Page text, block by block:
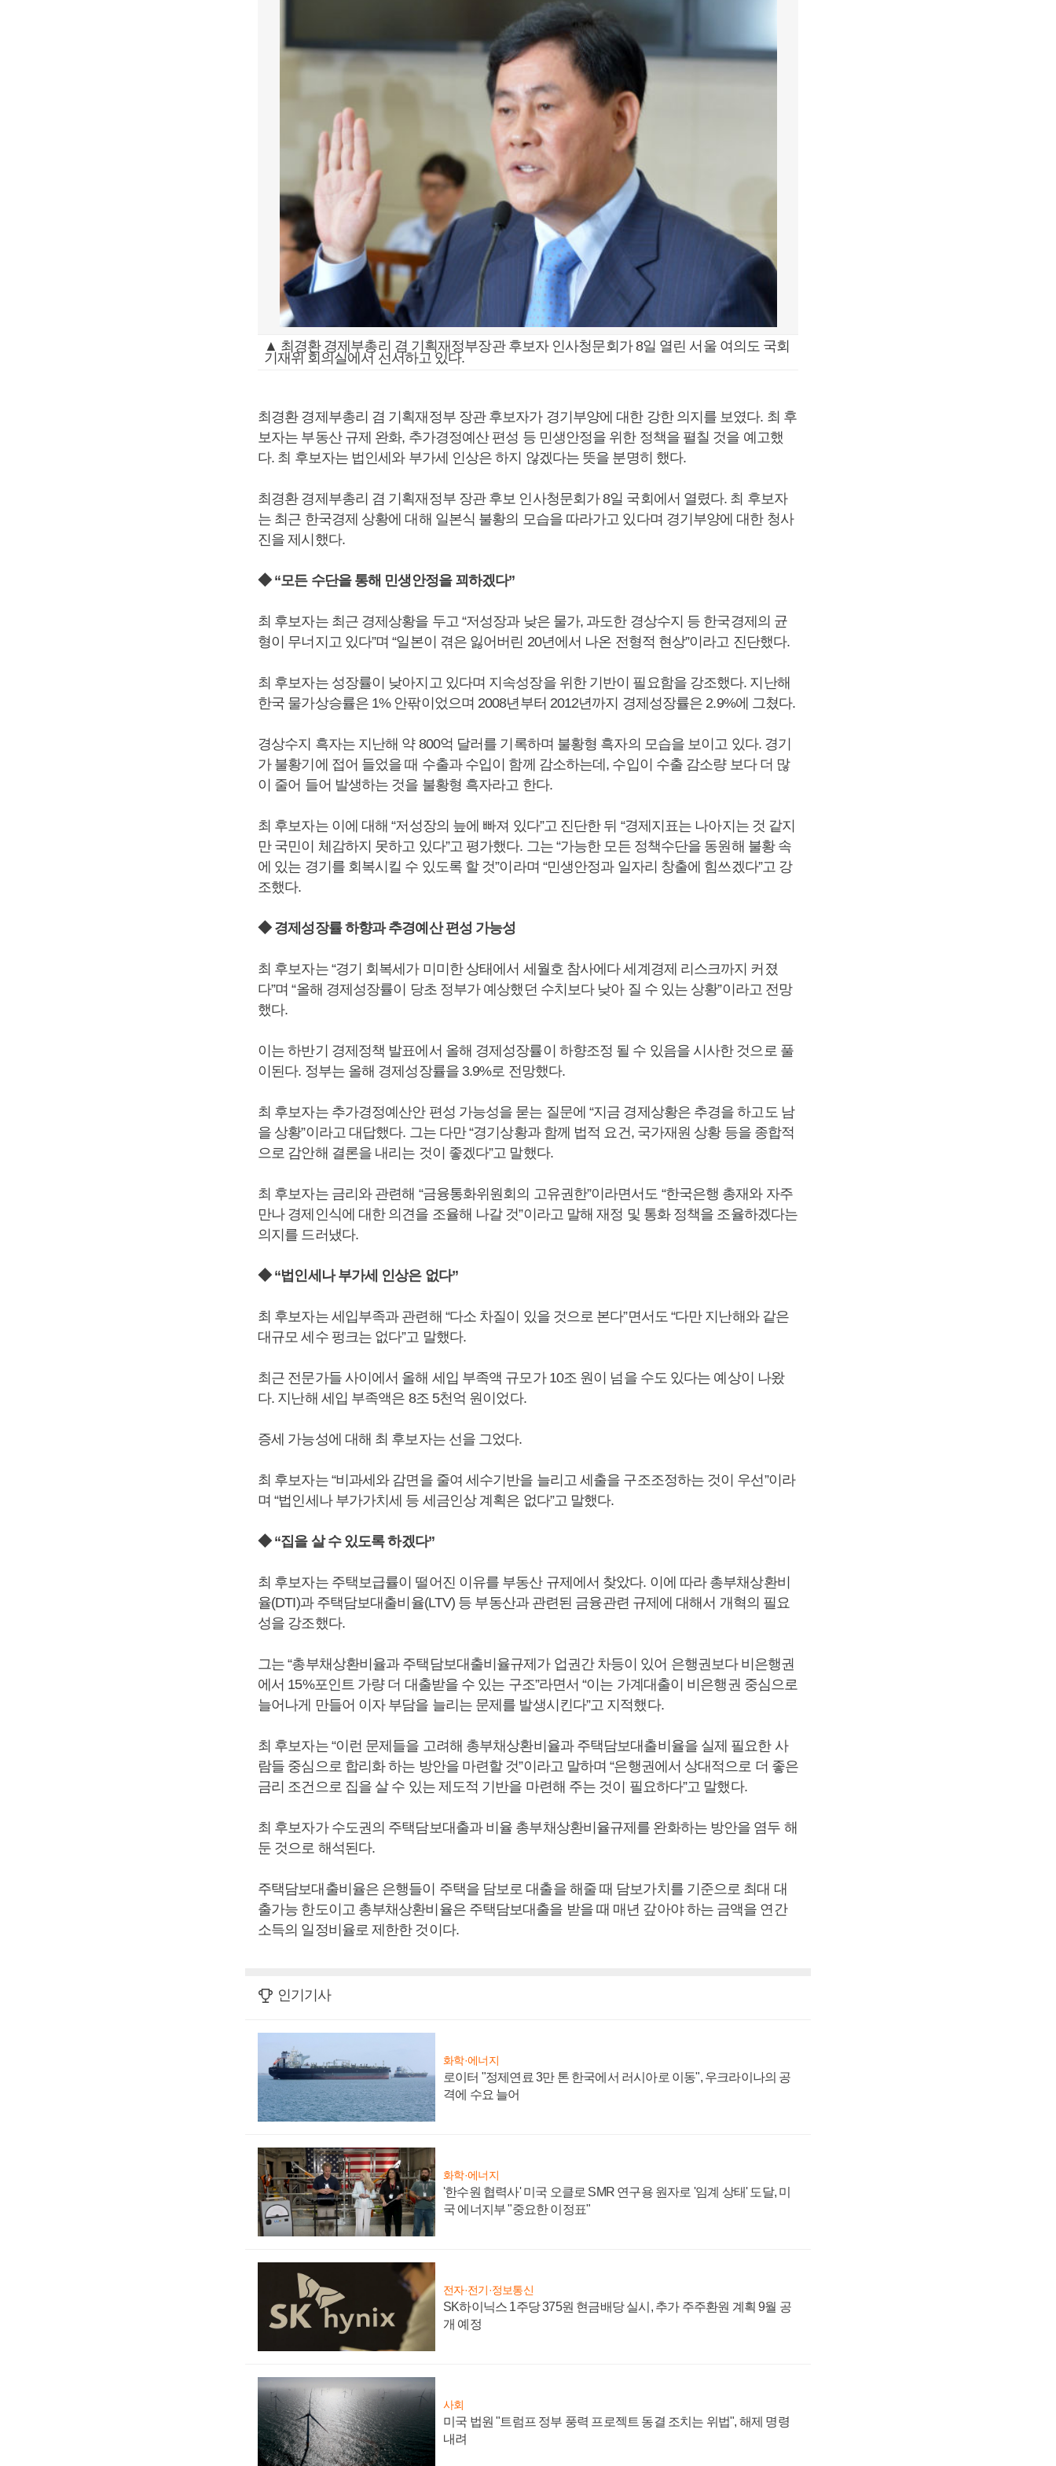
▲ 최경환 경제부총리 겸 기획재정부장관 후보자 인사청문회가 8일 열린 서울 여의도 국회
기재위 회의실에서 선서하고 있다.
최경환 경제부총리 겸 기획재정부 장관 후보자가 경기부양에 대한 강한 의지를 보였다. 최 후
보자는 부동산 규제 완화, 추가경정예산 편성 등 민생안정을 위한 정책을 펼칠 것을 예고했
다. 최 후보자는 법인세와 부가세 인상은 하지 않겠다는 뜻을 분명히 했다.
최경환 경제부총리 겸 기획재정부 장관 후보 인사청문회가 8일 국회에서 열렸다. 최 후보자
는 최근 한국경제 상황에 대해 일본식 불황의 모습을 따라가고 있다며 경기부양에 대한 청사
진을 제시했다.
◆ “모든 수단을 통해 민생안정을 꾀하겠다”
최 후보자는 최근 경제상황을 두고 “저성장과 낮은 물가, 과도한 경상수지 등 한국경제의 균
형이 무너지고 있다”며 “일본이 겪은 잃어버린 20년에서 나온 전형적 현상”이라고 진단했다.
최 후보자는 성장률이 낮아지고 있다며 지속성장을 위한 기반이 필요함을 강조했다. 지난해
한국 물가상승률은 1% 안팎이었으며 2008년부터 2012년까지 경제성장률은 2.9%에 그쳤다.
경상수지 흑자는 지난해 약 800억 달러를 기록하며 불황형 흑자의 모습을 보이고 있다. 경기
가 불황기에 접어 들었을 때 수출과 수입이 함께 감소하는데, 수입이 수출 감소량 보다 더 많
이 줄어 들어 발생하는 것을 불황형 흑자라고 한다.
최 후보자는 이에 대해 “저성장의 늪에 빠져 있다”고 진단한 뒤 “경제지표는 나아지는 것 같지
만 국민이 체감하지 못하고 있다”고 평가했다. 그는 “가능한 모든 정책수단을 동원해 불황 속
에 있는 경기를 회복시킬 수 있도록 할 것”이라며 “민생안정과 일자리 창출에 힘쓰겠다”고 강
조했다.
◆ 경제성장률 하향과 추경예산 편성 가능성
최 후보자는 “경기 회복세가 미미한 상태에서 세월호 참사에다 세계경제 리스크까지 커졌
다”며 “올해 경제성장률이 당초 정부가 예상했던 수치보다 낮아 질 수 있는 상황”이라고 전망
했다.
이는 하반기 경제정책 발표에서 올해 경제성장률이 하향조정 될 수 있음을 시사한 것으로 풀
이된다. 정부는 올해 경제성장률을 3.9%로 전망했다.
최 후보자는 추가경정예산안 편성 가능성을 묻는 질문에 “지금 경제상황은 추경을 하고도 남
을 상황”이라고 대답했다. 그는 다만 “경기상황과 함께 법적 요건, 국가재원 상황 등을 종합적
으로 감안해 결론을 내리는 것이 좋겠다”고 말했다.
최 후보자는 금리와 관련해 “금융통화위원회의 고유권한”이라면서도 “한국은행 총재와 자주
만나 경제인식에 대한 의견을 조율해 나갈 것”이라고 말해 재정 및 통화 정책을 조율하겠다는
의지를 드러냈다.
◆ “법인세나 부가세 인상은 없다”
최 후보자는 세입부족과 관련해 “다소 차질이 있을 것으로 본다”면서도 “다만 지난해와 같은
대규모 세수 펑크는 없다”고 말했다.
최근 전문가들 사이에서 올해 세입 부족액 규모가 10조 원이 넘을 수도 있다는 예상이 나왔
다. 지난해 세입 부족액은 8조 5천억 원이었다.
증세 가능성에 대해 최 후보자는 선을 그었다.
최 후보자는 “비과세와 감면을 줄여 세수기반을 늘리고 세출을 구조조정하는 것이 우선”이라
며 “법인세나 부가가치세 등 세금인상 계획은 없다”고 말했다.
◆ “집을 살 수 있도록 하겠다”
최 후보자는 주택보급률이 떨어진 이유를 부동산 규제에서 찾았다. 이에 따라 총부채상환비
율(DTI)과 주택담보대출비율(LTV) 등 부동산과 관련된 금융관련 규제에 대해서 개혁의 필요
성을 강조했다.
그는 “총부채상환비율과 주택담보대출비율규제가 업권간 차등이 있어 은행권보다 비은행권
에서 15%포인트 가량 더 대출받을 수 있는 구조”라면서 “이는 가계대출이 비은행권 중심으로
늘어나게 만들어 이자 부담을 늘리는 문제를 발생시킨다”고 지적했다.
최 후보자는 “이런 문제들을 고려해 총부채상환비율과 주택담보대출비율을 실제 필요한 사
람들 중심으로 합리화 하는 방안을 마련할 것”이라고 말하며 “은행권에서 상대적으로 더 좋은
금리 조건으로 집을 살 수 있는 제도적 기반을 마련해 주는 것이 필요하다”고 말했다.
최 후보자가 수도권의 주택담보대출과 비율 총부채상환비율규제를 완화하는 방안을 염두 해
둔 것으로 해석된다.
주택담보대출비율은 은행들이 주택을 담보로 대출을 해줄 때 담보가치를 기준으로 최대 대
출가능 한도이고 총부채상환비율은 주택담보대출을 받을 때 매년 갚아야 하는 금액을 연간
소득의 일정비율로 제한한 것이다.
인기기사
화학·에너지
로이터 "정제연료 3만 톤 한국에서 러시아로 이동", 우크라이나의 공
격에 수요 늘어
화학·에너지
'한수원 협력사' 미국 오클로 SMR 연구용 원자로 '임계 상태' 도달, 미
국 에너지부 "중요한 이정표"
전자·전기·정보통신
SK하이닉스 1주당 375원 현금배당 실시, 추가 주주환원 계획 9월 공
개 예정
사회
미국 법원 "트럼프 정부 풍력 프로젝트 동결 조치는 위법", 해제 명령
내려